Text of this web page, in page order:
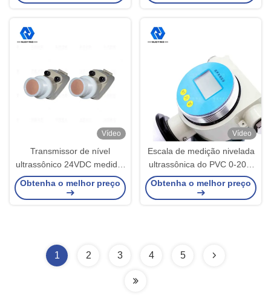
Vídeo
Transmissor de nível
ultrassônico 24VDC medidor
de nível de tanque de água
ultrassônico PTFE
Obtenha o melhor preço
Vídeo
Escala de medição nivelada
ultrassônica do PVC 0-20m
dos PP do transmissor
RS232
Obtenha o melhor preço
1 2 3 4 5